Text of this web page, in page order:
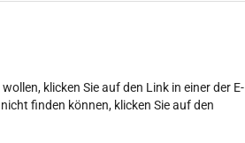
klicken Sie auf den Link in einer der E-
finden können, klicken Sie auf den